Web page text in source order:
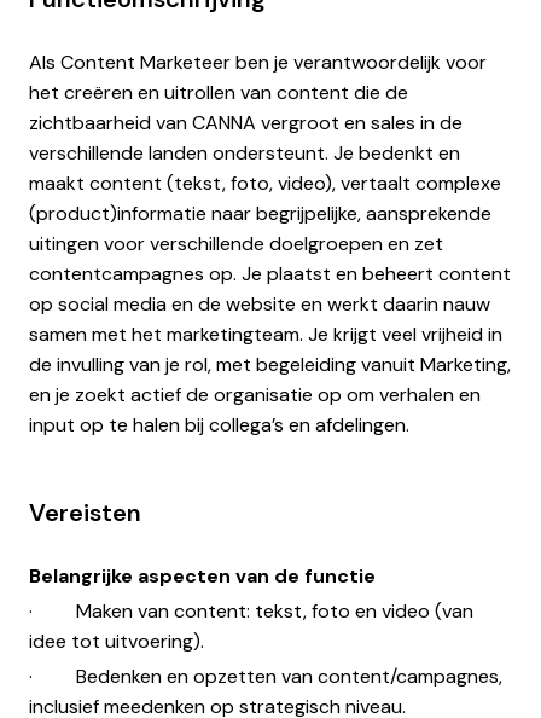
Als Content Marketeer ben je verantwoordelijk voor
het creëren en uitrollen van content die de
zichtbaarheid van CANNA vergroot en sales in de
verschillende landen ondersteunt. Je bedenkt en
maakt content (tekst, foto, video), vertaalt complexe
(product)informatie naar begrijpelijke, aansprekende
uitingen voor verschillende doelgroepen en zet
contentcampagnes op. Je plaatst en beheert content
op social media en de website en werkt daarin nauw
samen met het marketingteam. Je krijgt veel vrijheid in
de invulling van je rol, met begeleiding vanuit Marketing,
en je zoekt actief de organisatie op om verhalen en
input op te halen bij collega’s en afdelingen.
Vereisten
Belangrijke aspecten van de functie
· Maken van content: tekst, foto en video (van
idee tot uitvoering).
· Bedenken en opzetten van content/campagnes,
inclusief meedenken op strategisch niveau.